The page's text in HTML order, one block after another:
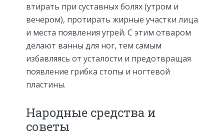
втирать при суставных болях (утром и
вечером), протирать жирные участки лица
и места появления угрей. С этим отваром
делают ванны для ног, тем самым
избавляясь от усталости и предотвращая
появление грибка стопы и ногтевой
пластины.
Народные средства и
советы